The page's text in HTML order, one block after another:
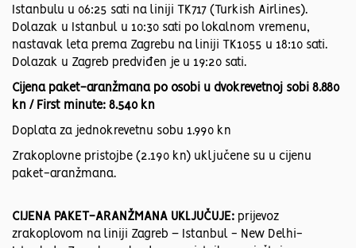
Istanbulu u 06:25 sati na liniji TK717 (Turkish Airlines).
Dolazak u Istanbul u 10:30 sati po lokalnom vremenu,
nastavak leta prema Zagrebu na liniji TK1055 u 18:10 sati.
Dolazak u Zagreb predviđen je u 19:20 sati.
Cijena paket-aranžmana po osobi u dvokrevetnoj sobi 8.880
kn / First minute: 8.540 kn
Doplata za jednokrevetnu sobu 1.990 kn
Zrakoplovne pristojbe (2.190 kn) uključene su u cijenu
paket-aranžmana.
CIJENA PAKET-ARANŽMANA UKLJUČUJE: prijevoz
zrakoplovom na liniji Zagreb – Istanbul - New Delhi-